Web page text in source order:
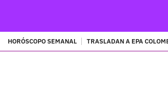
HORÓSCOPO SEMANAL TRASLADAN A EPA